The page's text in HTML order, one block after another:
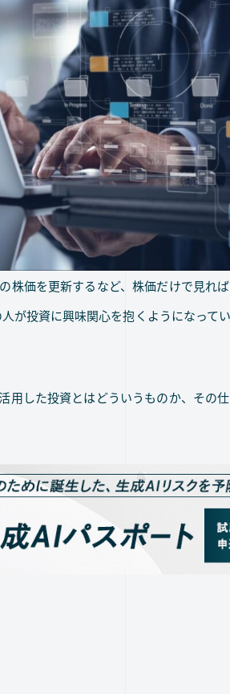
株価を更新するなど、株価だけで見れ
が投資に興味関心を抱くようになって
用した投資とはどういうものか、その